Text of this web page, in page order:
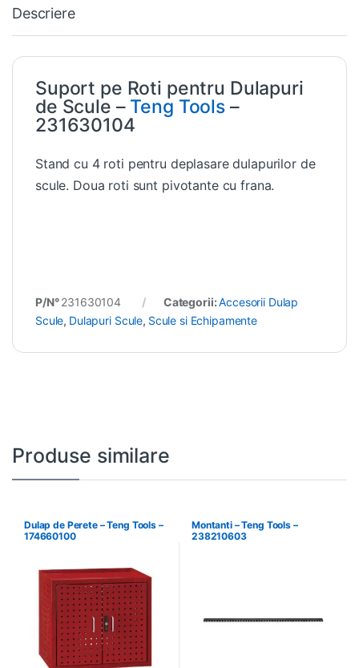
Descriere
Suport pe Roti pentru Dulapuri
de Scule – Teng Tools –
231630104
Stand cu 4 roti pentru deplasare dulapurilor de
scule. Doua roti sunt pivotante cu frana.
P/N°231630104 Categorii:Accesorii Dulap
Scule, Dulapuri Scule, Scule si Echipamente
Produse similare
Dulap de Perete – Teng Tools –
174660100
Montanti – Teng Tools –
238210603